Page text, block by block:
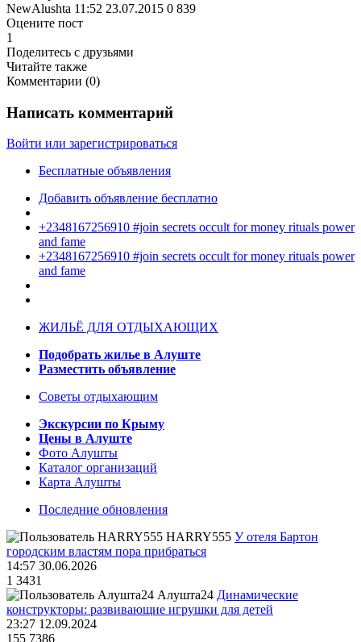
NewAlushta 11:52 23.07.2015 0 839
Оцените пост
1
Поделитесь с друзьями
Читайте также
Комментарии (0)
Написать комментарий
Войти или зарегистрироваться
Бесплатные объявления
Добавить объявление бесплатно
+2348167256910 #join secrets occult for money rituals power
and fame
+2348167256910 #join secrets occult for money rituals power
and fame
ЖИЛЬЁ ДЛЯ ОТДЫХАЮЩИХ
Подобрать жилье в Алуште
Разместить объявление
Советы отдыхающим
Экскурсии по Крыму
Цены в Алуште
Фото Алушты
Каталог организаций
Карта Алушты
Последние обновления
HARRY555 У отеля Бартон
городским властям пора прибраться
14:57 30.06.2026
1 3431
Алушта24 Динамические
конструкторы: развивающие игрушки для детей
23:27 12.09.2024
155 7386